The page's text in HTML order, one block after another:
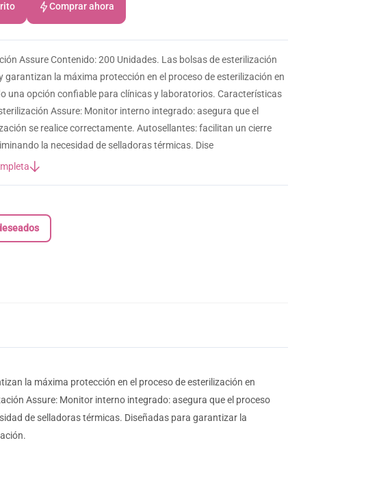
Comprar ahora
Assure Contenido: 200 Unidades. Las bolsas de esterilización
garantizan la máxima protección en el proceso de esterilización en
una opción confiable para clínicas y laboratorios. Características
Assure: Monitor interno integrado: asegura que el
se realice correctamente. Autosellantes: facilitan un cierre
la necesidad de selladoras térmicas. Dise
la máxima protección en el proceso de esterilización en
Assure: Monitor interno integrado: asegura que el proceso
de selladoras térmicas. Diseñadas para garantizar la